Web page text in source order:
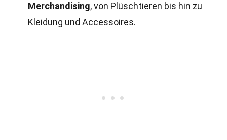
Merchandising, von Plüschtieren bis hin zu
Kleidung und Accessoires.